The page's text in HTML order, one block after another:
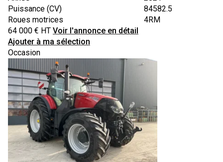
Puissance (CV)
84582.5
Roues motrices
4RM
64 000 € HT Voir l'annonce en détail
Ajouter à ma sélection
Occasion